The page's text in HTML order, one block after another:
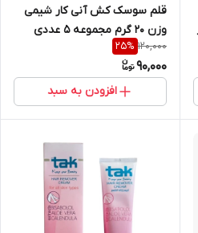
قلم سوسک کش آنی کار شیمی
وزن 20 گرم مجموعه 5 عددی
120,000
25%
90,000
افزودن به سبد